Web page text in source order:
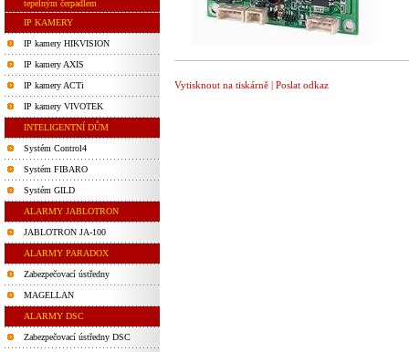
tepelným čerpadlem
IP KAMERY
IP kamery HIKVISION
IP kamery AXIS
IP kamery ACTi
IP kamery VIVOTEK
INTELIGENTNÍ DŮM
Systém Control4
Systém FIBARO
Systém GILD
ALARMY JABLOTRON
JABLOTRON JA-100
ALARMY PARADOX
Zabezpečovací ústředny
MAGELLAN
ALARMY DSC
Zabezpečovací ústředny DSC
Vytisknout na tiskárně | Poslat odkaz